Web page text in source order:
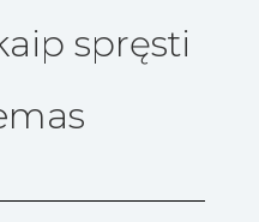
spręsti